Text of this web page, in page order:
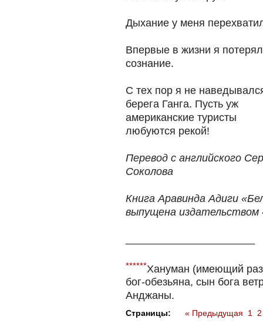
Дыхание у меня
Впервые в жизни я потерял
сознание.
С тех пор я не
берега Ганга. Пусть уж
американские туристы
любуются рекой!
Перевод с английского
Соколова
Книга Аравинда Адиги
выпущена
******Хануман (имеющий
бог-обезьяна, сын бога
Анджаны.
Страницы: « Предыдущая 1 2